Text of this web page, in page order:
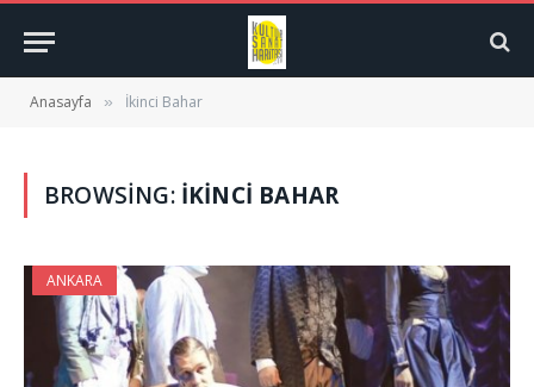
Anasayfa » İkinci Bahar
BROWSING: İKINCI BAHAR
ANKARA